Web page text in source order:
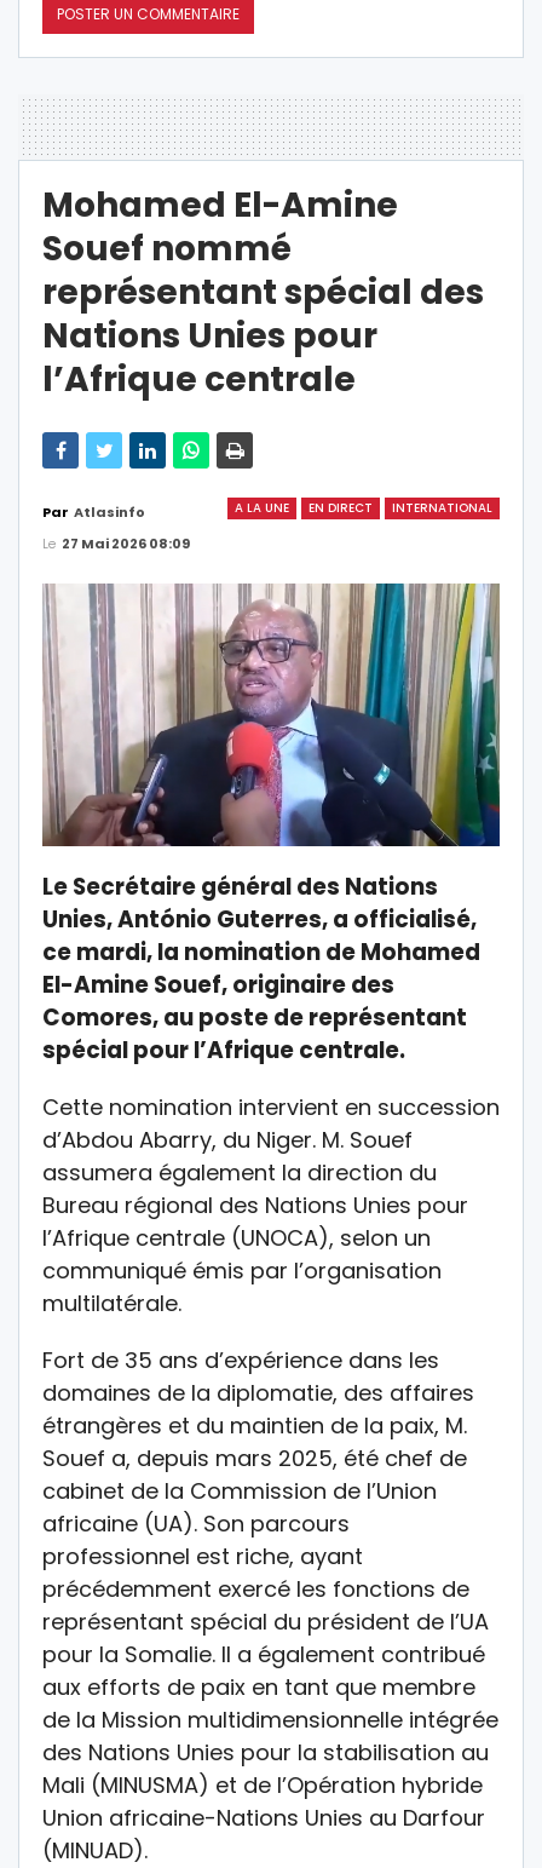
Mohamed El-Amine
Souef nommé
représentant spécial des
Nations Unies pour
l’Afrique centrale
A LA UNE EN DIRECT INTERNATIONAL
Par Atlasinfo
Le 27 Mai 2026 08:09
Le Secrétaire général des Nations
Unies, António Guterres, a officialisé,
ce mardi, la nomination de Mohamed
El-Amine Souef, originaire des
Comores, au poste de représentant
spécial pour l’Afrique centrale.
Cette nomination intervient en succession
d’Abdou Abarry, du Niger. M. Souef
assumera également la direction du
Bureau régional des Nations Unies pour
l’Afrique centrale (UNOCA), selon un
communiqué émis par l’organisation
multilatérale.
Fort de 35 ans d’expérience dans les
domaines de la diplomatie, des affaires
étrangères et du maintien de la paix, M.
Souef a, depuis mars 2025, été chef de
cabinet de la Commission de l’Union
africaine (UA). Son parcours
professionnel est riche, ayant
précédemment exercé les fonctions de
représentant spécial du président de l’UA
pour la Somalie. Il a également contribué
aux efforts de paix en tant que membre
de la Mission multidimensionnelle intégrée
des Nations Unies pour la stabilisation au
Mali (MINUSMA) et de l’Opération hybride
Union africaine-Nations Unies au Darfour
(MINUAD).